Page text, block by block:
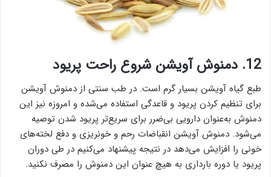
12. دمنوش آویشن شروع راحت پریود
طبع گیاه آویشن بسیار گرم است. در طب سنتی از دمنوش آویشن
برای تنظیم کردن پریود و قاعدگی استفاده می‌شده و امروزه نیز این
دمنوش به‌عنوان دارویی بی‌ضرر برای سریع‌تر پریود شدن توصیه
می‌شود. دمنوش آویشن انقباضات رحم و خونریزی و دفع لخته‌های
خونی را افزایش می‌دهد در نتیجه پیشنهاد می‌کنیم در طی دوران
پریود یا دوره بارداری به هیچ عنوان این دمنوش را مصرف نکنید.